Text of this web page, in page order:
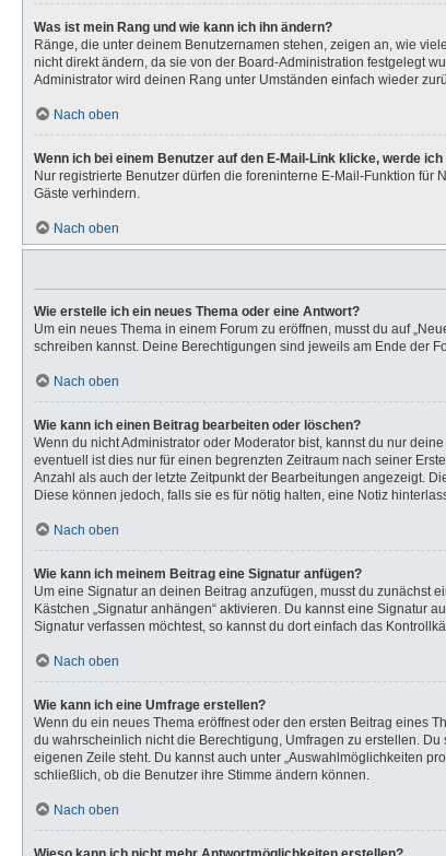
Was ist mein Rang und wie kann ich ihn ändern?
Ränge, die unter deinem Benutzernamen stehen, zeigen an, wie
nicht direkt ändern, da sie von der Board-Administration festgelegt
Administrator wird deinen Rang unter Umständen einfach wieder
Nach oben
Wenn ich bei einem Benutzer auf den E-Mail-Link klicke, werde
Nur registrierte Benutzer dürfen die foreninterne E-Mail-Funktion
Gäste verhindern.
Nach oben
Wie erstelle ich ein neues Thema oder eine Antwort?
Um ein neues Thema in einem Forum zu eröffnen, musst du auf
schreiben kannst. Deine Berechtigungen sind jeweils am Ende der
Nach oben
Wie kann ich einen Beitrag bearbeiten oder löschen?
Wenn du nicht Administrator oder Moderator bist, kannst du nur
eventuell ist dies nur für einen begrenzten Zeitraum nach seiner
Anzahl als auch der letzte Zeitpunkt der Bearbeitungen angezeigt.
Diese können jedoch, falls sie es für nötig halten, eine Notiz
Nach oben
Wie kann ich meinem Beitrag eine Signatur anfügen?
Um eine Signatur an deinen Beitrag anzufügen, musst du zunächst
Kästchen „Signatur anhängen“ aktivieren. Du kannst eine Signatur
Signatur verfassen möchtest, so kannst du dort einfach das
Nach oben
Wie kann ich eine Umfrage erstellen?
Wenn du ein neues Thema eröffnest oder den ersten Beitrag eines
du wahrscheinlich nicht die Berechtigung, Umfragen zu erstellen.
eigenen Zeile steht. Du kannst auch unter „Auswahlmöglichkeiten
schließlich, ob die Benutzer ihre Stimme ändern können.
Nach oben